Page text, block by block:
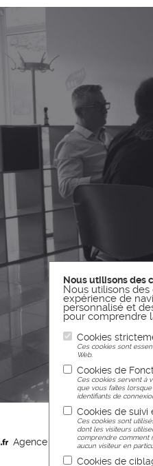
Agence web Nancy
Nous utilisons des
Nous utilisons
expérience de
personnalisé et
pour comprendre
Cookies
Ces cookies sont
Web.
Cookies de
Ces cookies servent à
que vous faites
identifiants de
Cookies de
Ces cookies sont
dont les visiteurs
comprendre comment
aucun visiteur en
Cookies de